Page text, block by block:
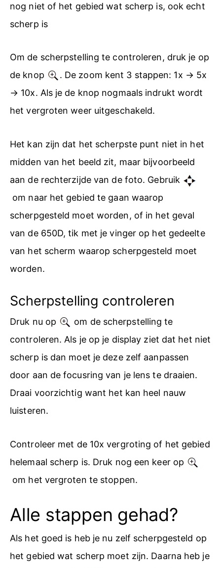
nog niet of het gebied wat scherp is, ook echt
scherp is
Om de scherpstelling te controleren, druk je op
de knop
. De zoom kent 3 stappen: 1x → 5x
→ 10x. Als je de knop nogmaals indrukt wordt
het vergroten weer uitgeschakeld.
Het kan zijn dat het scherpste punt niet in het
midden van het beeld zit, maar bijvoorbeeld
aan de rechterzijde van de foto. Gebruik
om naar het gebied te gaan waarop
scherpgesteld moet worden, of in het geval
van de 650D, tik met je vinger op het gedeelte
van het scherm waarop scherpgesteld moet
worden.
Scherpstelling controleren
Druk nu op
om de scherpstelling te
controleren. Als je op je display ziet dat het niet
scherp is dan moet je deze zelf aanpassen
door aan de focusring van je lens te draaien.
Draai voorzichtig want het kan heel nauw
luisteren.
Controleer met de 10x vergroting of het gebied
helemaal scherp is. Druk nog een keer op
om het vergroten te stoppen.
Alle stappen gehad?
Als het goed is heb je nu zelf scherpgesteld op
het gebied wat scherp moet zijn. Daarna heb je